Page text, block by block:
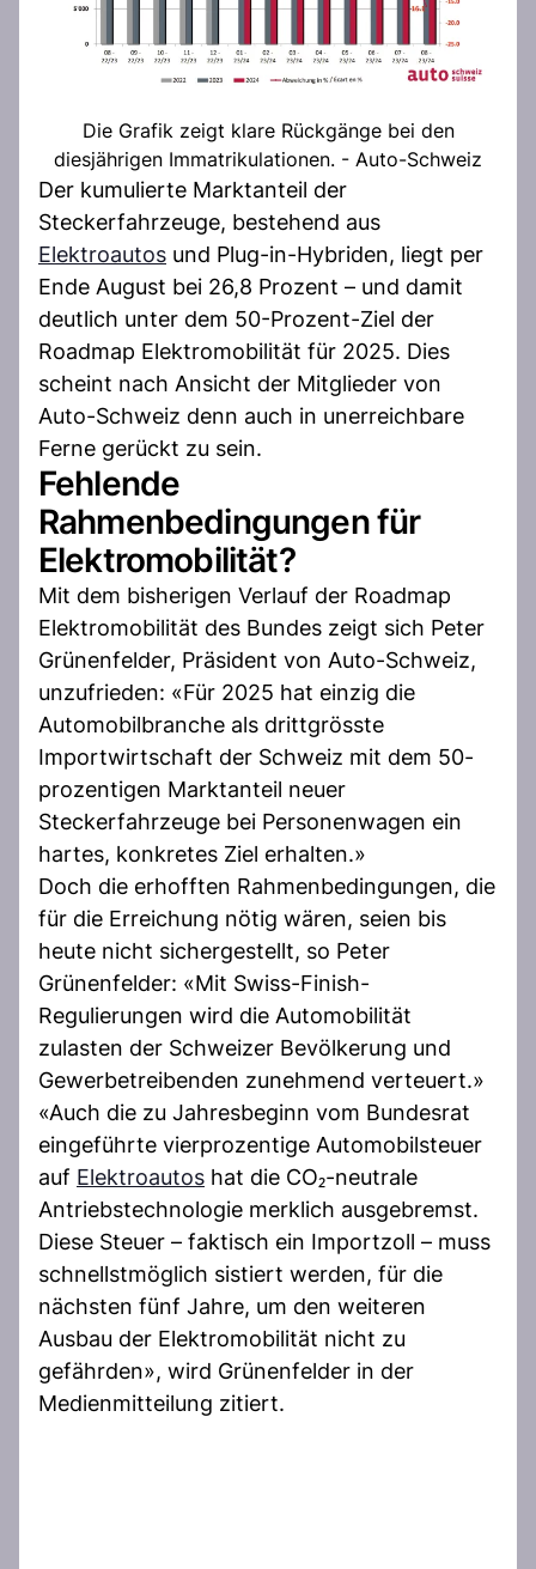
Die Grafik zeigt klare Rückgänge bei den
diesjährigen Immatrikulationen. - Auto-Schweiz
Der kumulierte Marktanteil der
Steckerfahrzeuge, bestehend aus
Elektroautos und Plug-in-Hybriden, liegt per
Ende August bei 26,8 Prozent – und damit
deutlich unter dem 50-Prozent-Ziel der
Roadmap Elektromobilität für 2025. Dies
scheint nach Ansicht der Mitglieder von
Auto-Schweiz denn auch in unerreichbare
Ferne gerückt zu sein.
Fehlende
Rahmenbedingungen für
Elektromobilität?
Mit dem bisherigen Verlauf der Roadmap
Elektromobilität des Bundes zeigt sich Peter
Grünenfelder, Präsident von Auto-Schweiz,
unzufrieden: «Für 2025 hat einzig die
Automobilbranche als drittgrösste
Importwirtschaft der Schweiz mit dem 50-
prozentigen Marktanteil neuer
Steckerfahrzeuge bei Personenwagen ein
hartes, konkretes Ziel erhalten.»
Doch die erhofften Rahmenbedingungen, die
für die Erreichung nötig wären, seien bis
heute nicht sichergestellt, so Peter
Grünenfelder: «Mit Swiss-Finish-
Regulierungen wird die Automobilität
zulasten der Schweizer Bevölkerung und
Gewerbetreibenden zunehmend verteuert.»
«Auch die zu Jahresbeginn vom Bundesrat
eingeführte vierprozentige Automobilsteuer
auf Elektroautos hat die CO₂-neutrale
Antriebstechnologie merklich ausgebremst.
Diese Steuer – faktisch ein Importzoll – muss
schnellstmöglich sistiert werden, für die
nächsten fünf Jahre, um den weiteren
Ausbau der Elektromobilität nicht zu
gefährden», wird Grünenfelder in der
Medienmitteilung zitiert.